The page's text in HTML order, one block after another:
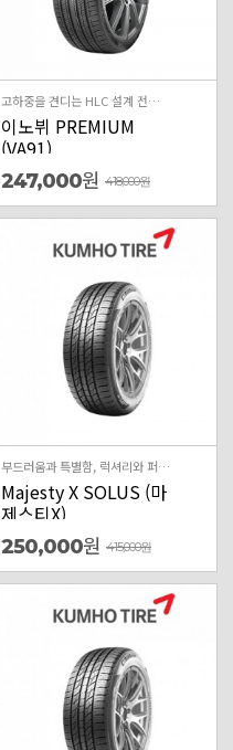
고하중을 견디는 HLC 설계 전기차에 최적화된 조용함 강한 토크에 견디는 견인력 같은 에너지로도 더 멀리
이노뷔 PREMIUM
(VA91)
247,000원 418,000원
부드러움과 특별함, 럭셔리와 퍼포먼스가 만나 실현된 Majesty X 최상위 럭셔리 차종 타겟의 High-end 퍼포먼스 제품 국내 시장에 최적화된 최상의 승차감을 구현한 럭셔리 제품 최신 주행기술과 안전기술이 적용된 사계절용 프리미엄 컴포트 제품
Majesty X SOLUS (마
제스티X)
250,000원 415,000원